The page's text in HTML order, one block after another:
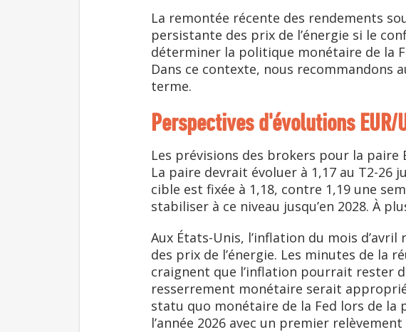
La remontée récente des rendements
persistante des prix de l’énergie si le
déterminer la politique monétaire de la
Dans ce contexte, nous
terme.
Perspectives d'évolutions EUR/
Les prévisions des brokers pour la paire
La paire devrait évoluer à 1,17 au T2-26
cible est fixée à 1,18, contre 1,19 une
stabiliser à ce niveau jusqu’en 2028. À
Aux États-Unis, l’inflation du mois
des prix de l’énergie. Les minutes de la
craignent que l’inflation pourrait rester
resserrement monétaire serait
statu quo monétaire de la Fed lors de la
l’année 2026 avec un premier relèvement